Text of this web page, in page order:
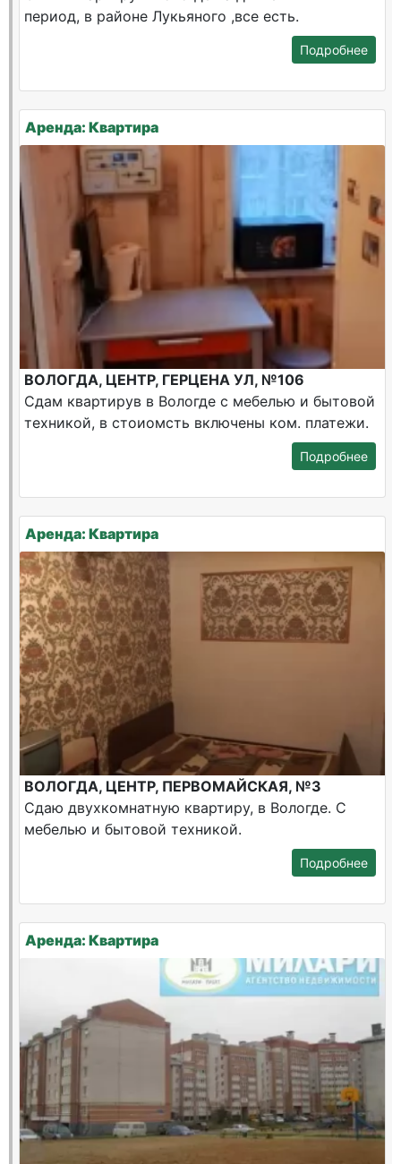
период, в районе Лукьяного ,все есть.
Подробнее
Аренда: Квартира
ВОЛОГДА, ЦЕНТР, ГЕРЦЕНА УЛ, №106
Сдам квартирув в Вологде с мебелью и бытовой
техникой, в стоиомсть включены ком. платежи.
Подробнее
Аренда: Квартира
ВОЛОГДА, ЦЕНТР, ПЕРВОМАЙСКАЯ, №3
Сдаю двухкомнатную квартиру, в Вологде. С
мебелью и бытовой техникой.
Подробнее
Аренда: Квартира